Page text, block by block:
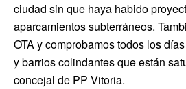
ciudad sin que haya habido
aparcamientos subterráneos.
OTA y comprobamos todos los
y barrios colindantes que están
concejal de PP Vitoria.